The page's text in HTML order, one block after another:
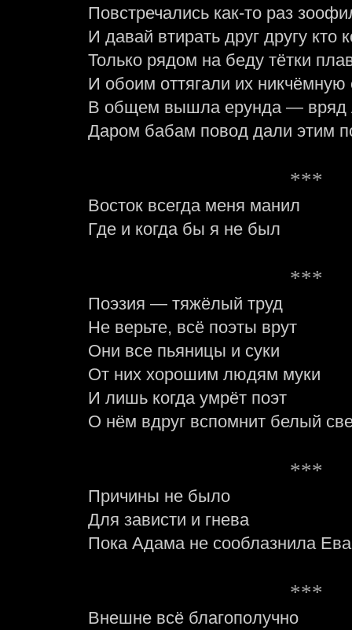
Повстречались как-то раз
И давай втирать друг другу кто
Только рядом на беду тётки
И обоим оттягали их никчёмную
В общем вышла ерунда — вряд
Даром бабам повод дали этим
***
Восток всегда меня манил
Где и когда бы я не был
***
Поэзия — тяжёлый труд
Не верьте, всё поэты врут
Они все пьяницы и суки
От них хорошим людям муки
И лишь когда умрёт поэт
О нём вдруг вспомнит белый
***
Причины не было
Для зависти и гнева
Пока Адама не сооблазнила Ева
***
Внешне всё благополучно